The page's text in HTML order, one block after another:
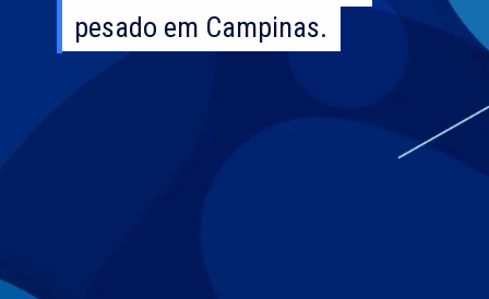
pesado em Campinas.
pesado em Campinas.